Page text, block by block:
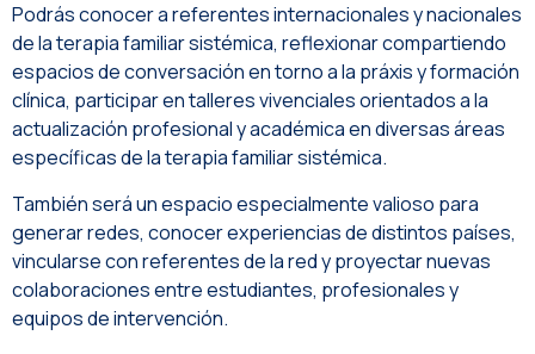
Podrás conocer a referentes internacionales y nacionales
de la terapia familiar sistémica, reflexionar compartiendo
espacios de conversación en torno a la práxis y formación
clínica, participar en talleres vivenciales orientados a la
actualización profesional y académica en diversas áreas
específicas de la terapia familiar sistémica.
También será un espacio especialmente valioso para
generar redes, conocer experiencias de distintos países,
vincularse con referentes de la red y proyectar nuevas
colaboraciones entre estudiantes, profesionales y
equipos de intervención.